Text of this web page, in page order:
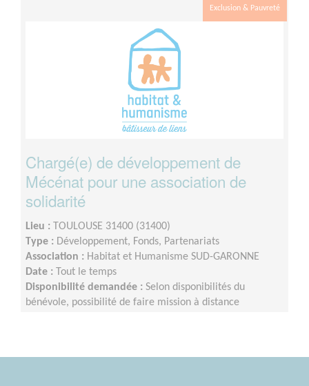
Exclusion & Pauvreté
Chargé(e) de développement de
Mécénat pour une association de
solidarité
Lieu : TOULOUSE 31400 (31400)
Type : Développement, Fonds, Partenariats
Association : Habitat et Humanisme SUD-GARONNE
Date : Tout le temps
Disponibilité demandée : Selon disponibilités du
bénévole, possibilité de faire mission à distance